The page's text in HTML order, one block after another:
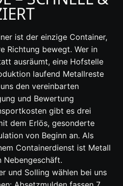
ist der einzige Container,
Richtung bewegt. Wer in
ausräumt, eine Hofstelle
laufend Metallreste
den vereinbarten
und Bewertung
gibt es drei
dem Erlös, gesonderte
von Beginn an. Als
Containerdienst ist Metall
Nebengeschäft.
und Solling wählen bei uns